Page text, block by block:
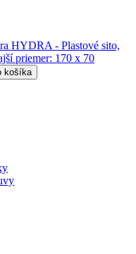
HYDRA - Plastové sito,
priemer: 170 x 70
košíka